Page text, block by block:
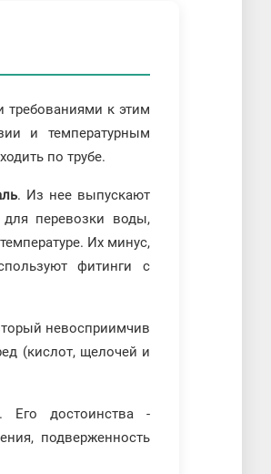
к этим
и температурным
по трубе.
. Из нее выпускают
для перевозки воды,
Их минус,
фитинги с
невосприимчив
(кислот, щелочей и
Его достоинства -
подверженность